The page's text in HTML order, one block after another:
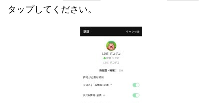
タップしてください。